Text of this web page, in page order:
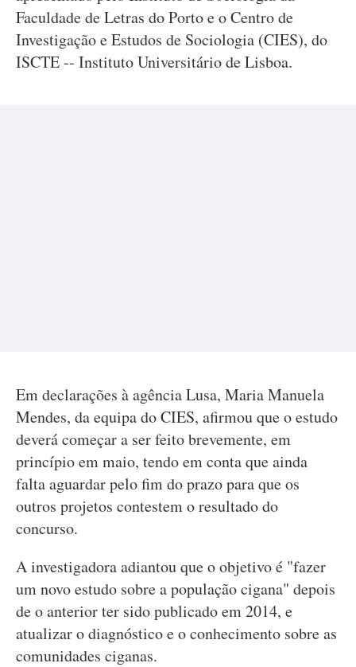
Faculdade de Letras do Porto e o Centro de
Investigação e Estudos de Sociologia (CIES), do
ISCTE -- Instituto Universitário de Lisboa.
Em declarações à agência Lusa, Maria Manuela
Mendes, da equipa do CIES, afirmou que o estudo
deverá começar a ser feito brevemente, em
princípio em maio, tendo em conta que ainda
falta aguardar pelo fim do prazo para que os
outros projetos contestem o resultado do
concurso.
A investigadora adiantou que o objetivo é "fazer
um novo estudo sobre a população cigana" depois
de o anterior ter sido publicado em 2014, e
atualizar o diagnóstico e o conhecimento sobre as
comunidades ciganas.